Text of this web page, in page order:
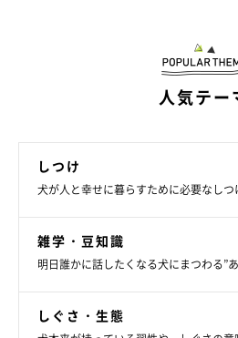
犬が飼い主さんをお
人気テー
しつけ
犬が人と幸せに暮らすために必要なし
雑学・豆知識
明日誰かに話したくなる犬にまつわる”
しぐさ・生態